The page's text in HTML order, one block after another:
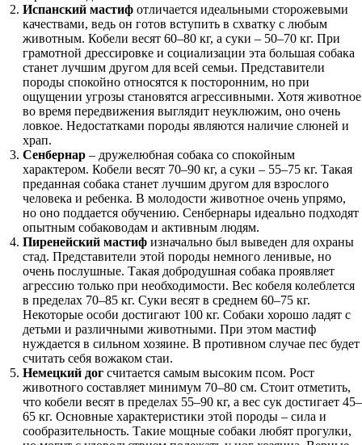
Испанский мастиф отличается идеальными сторожевыми
качествами, ведь он готов вступить в схватку с любым
животным. Кобели весят 60–80 кг, а суки – 50–70 кг. При
грамотной дрессировке и социализации эта большая собака
станет лучшим другом для всей семьи. Представители
породы спокойно относятся к посторонним, но при
ощущении угрозы становятся агрессивными. Хотя животное
во время передвижения выглядит неуклюжим, оно очень
ловкое. Недостатками породы являются наличие слюней и
храп.
Сенбернар – дружелюбная собака со спокойным
характером. Кобели весят 70–90 кг, а суки – 55–75 кг. Такая
преданная собака станет лучшим другом для взрослого
человека и ребенка. В молодости животное очень упрямо,
но оно поддается обучению. Сенбернары идеально подходят
опытным собаководам и активным людям.
Пиренейский мастиф изначально был выведен для охраны
стад. Представители этой породы немного ленивые, но
очень послушные. Такая добродушная собака проявляет
агрессию только при необходимости. Вес кобеля колеблется
в пределах 70–85 кг. Суки весят в среднем 60–75 кг.
Некоторые особи достигают 100 кг. Собаки хорошо ладят с
детьми и различными животными. При этом мастиф
нуждается в сильном хозяине. В противном случае пес будет
считать себя вожаком стаи.
Немецкий дог считается самым высоким псом. Рост
животного составляет минимум 70–80 см. Стоит отметить,
что кобели весят в пределах 55–90 кг, а вес сук достигает 45–
65 кг. Основные характеристики этой породы – сила и
сообразительность. Такие мощные собаки любят прогулки,